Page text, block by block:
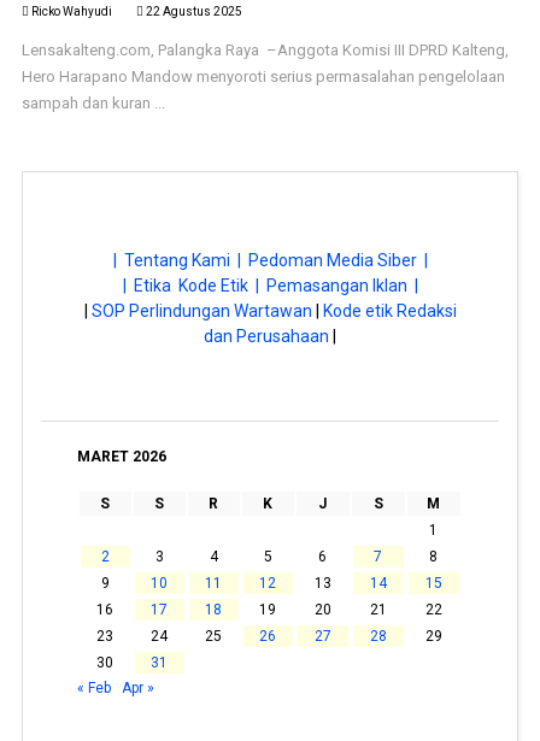
Ricko Wahyudi 22 Agustus 2025
Lensakalteng.com, Palangka Raya –Anggota Komisi III DPRD Kalteng,
Hero Harapano Mandow menyoroti serius permasalahan pengelolaan
sampah dan kuran ...
| Tentang Kami |
Pedoman Media Siber |
| Etika Kode Etik |
Pemasangan Iklan |
SOP Perlindungan Wartawan
Kode etik Redaksi
dan Perusahaan
MARET 2026
S S R K J S
M
1
2
3 4 5 6 7
8
9
10 11 12 13 14
15
16
17 18 19 20 21
22
23
24 25 26 27 28
29
30
31
« Feb
Apr »